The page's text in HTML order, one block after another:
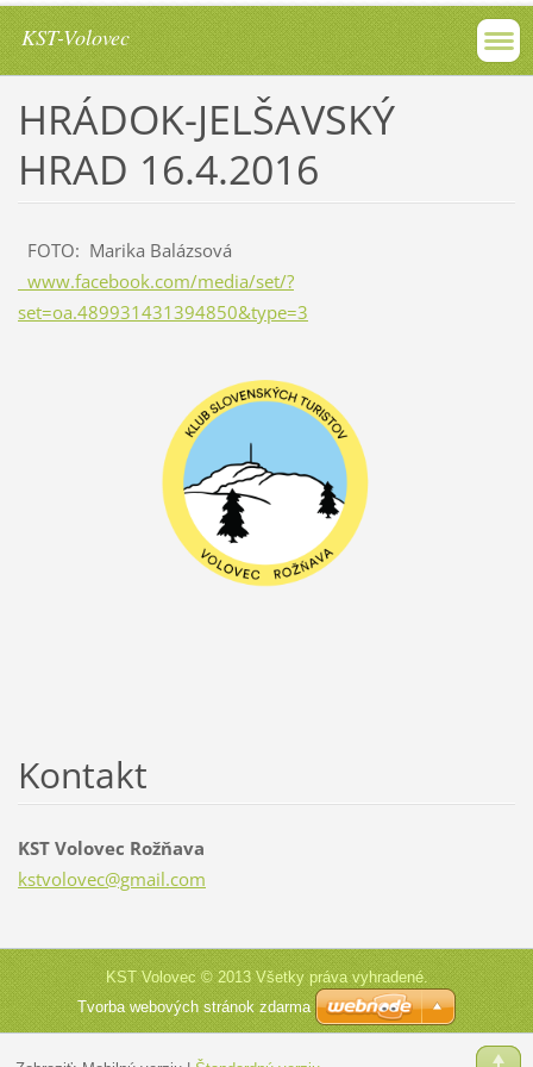
KST-Volovec
HRÁDOK-JELŠAVSKÝ
HRAD 16.4.2016
FOTO: Marika Balázsová
www.facebook.com/media/set/?
set=oa.489931431394850&type=3
Kontakt
KST Volovec Rožňava
kstvolovec@gmail.com
KST Volovec © 2013 Všetky práva vyhradené.
Tvorba webových stránok zdarma